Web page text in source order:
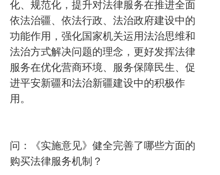
化、规范化，提升对法律服务在推进全面
依法治疆、依法行政、法治政府建设中的
功能作用，强化国家机关运用法治思维和
法治方式解决问题的理念，更好发挥法律
服务在优化营商环境、服务保障民生、促
进平安新疆和法治新疆建设中的积极作
用。
问：《实施意见》健全完善了哪些方面的
购买法律服务机制？